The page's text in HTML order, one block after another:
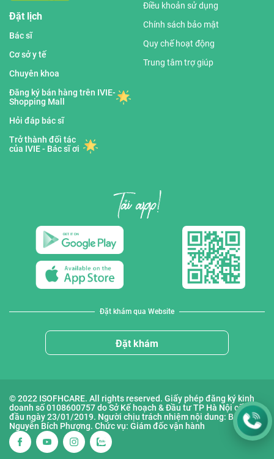
Đặt lịch
Bác sĩ
Cơ sở y tế
Chuyên khoa
Đăng ký bán hàng trên IVIE-
Shopping Mall
Hỏi đáp bác sĩ
Trở thành đối tác
của IVIE - Bác sĩ ơi
Điều khoản sử dụng
Chính sách bảo mật
Quy chế hoạt động
Trung tâm trợ giúp
Đặt khám qua Website
Đặt khám
© 2022 ISOFHCARE. All rights reserved. Giấy phép đăng ký kinh
doanh số 0108600757 do Sở Kế hoạch & Đầu tư TP Hà Nội cấp lần
đầu ngày 23/01/2019. Người chịu trách nhiệm nội dung: Bà
Nguyễn Bích Phượng. Chức vụ: Giám đốc vận hành